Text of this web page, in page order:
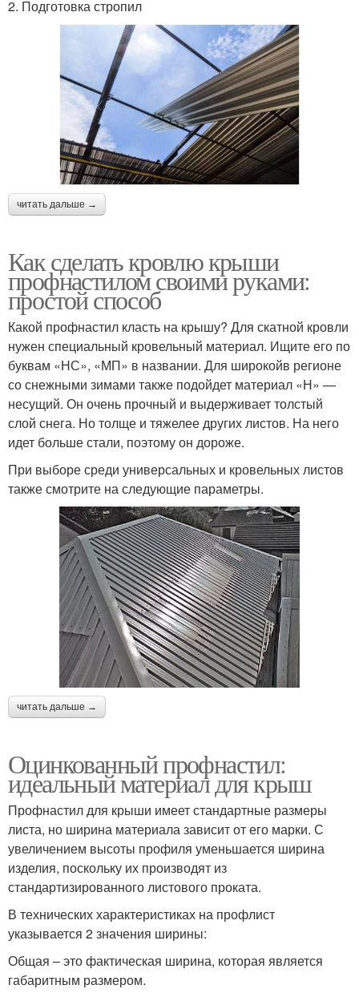
2. Подготовка стропил
читать дальше →
Как сделать кровлю крыши
профнастилом своими руками:
простой способ
Какой профнастил класть на крышу? Для скатной кровли
нужен специальный кровельный материал. Ищите его по
буквам «НС», «МП» в названии. Для широкойв регионе
со снежными зимами также подойдет материал «Н» —
несущий. Он очень прочный и выдерживает толстый
слой снега. Но толще и тяжелее других листов. На него
идет больше стали, поэтому он дороже.
При выборе среди универсальных и кровельных листов
также смотрите на следующие параметры.
читать дальше →
Оцинкованный профнастил:
идеальный материал для крыш
Профнастил для крыши имеет стандартные размеры
листа, но ширина материала зависит от его марки. С
увеличением высоты профиля уменьшается ширина
изделия, поскольку их производят из
стандартизированного листового проката.
В технических характеристиках на профлист
указывается 2 значения ширины:
Общая – это фактическая ширина, которая является
габаритным размером.